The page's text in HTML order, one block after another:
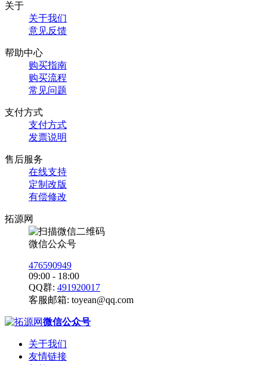
关于
关于我们
意见反馈
帮助中心
购买指南
购买流程
常见问题
支付方式
支付方式
发票说明
售后服务
在线支持
定制改版
有偿修改
拓源网
微信公众号
476590949
09:00 - 18:00
QQ群: 491920017
客服邮箱: toyean@qq.com
微信公众号
关于我们
友情链接